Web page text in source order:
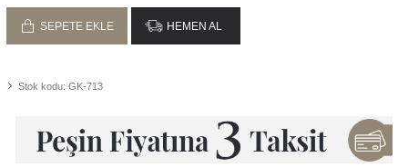
Stok kodu: GK-713
SEPETE EKLE HEMEN AL